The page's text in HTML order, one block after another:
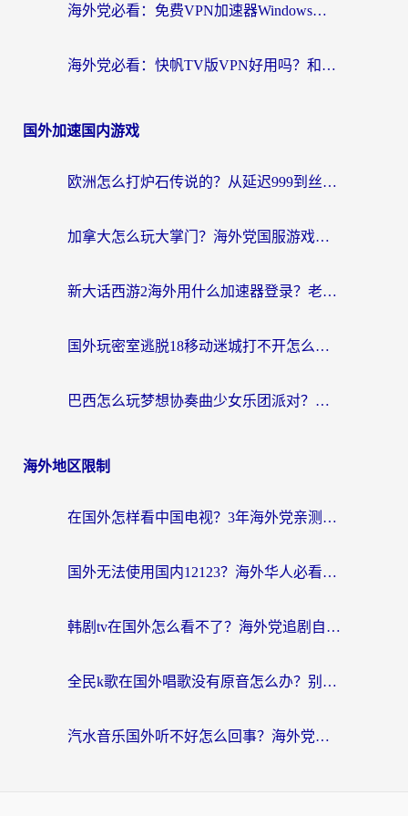
海外党必看：免费VPN加速器Windows版怎么选？附真实测评与无缝访问国内资源指南
海外党必看：快帆TV版VPN好用吗？和hi龟龟VPN对比哪个回国效果更好？附免费加速器选择指南
国外加速国内游戏
欧洲怎么打炉石传说的？从延迟999到丝滑上分，我找到了靠谱加速器
加拿大怎么玩大掌门？海外党国服游戏加速避坑指南（附实用工具推荐）
新大话西游2海外用什么加速器登录？老玩家亲测有效的国服游戏加速指南
国外玩密室逃脱18移动迷城打不开怎么办？海外玩家亲测有效的解决指南
巴西怎么玩梦想协奏曲少女乐团派对？海外党必看的国服游戏加速全攻略（附波兰天涯明月刀实用技巧）
海外地区限制
在国外怎样看中国电视？3年海外党亲测有效的追剧加速器指南
国外无法使用国内12123？海外华人必看：选对回国加速器，解决迪拜语音+12123访问难题
韩剧tv在国外怎么看不了？海外党追剧自由的终极解决方案来了
全民k歌在国外唱歌没有原音怎么办？别让地域限制毁了你的麦霸时刻
汽水音乐国外听不好怎么回事？海外党亲测有效的回国加速方案来了